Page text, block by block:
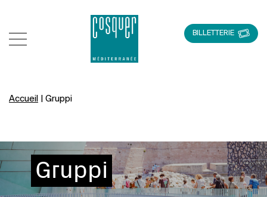
BILLETTERIE
Accueil Gruppi
Gruppi